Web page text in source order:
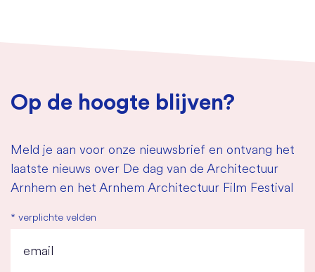
Op de hoogte blijven?
Meld je aan voor onze nieuwsbrief en ontvang het
laatste nieuws over De dag van de Architectuur
Arnhem en het Arnhem Architectuur Film Festival
* verplichte velden